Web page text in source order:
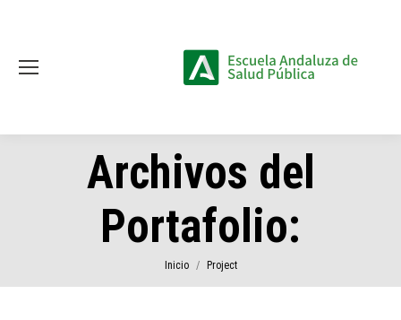
Archivos del
Portafolio:
Estás aquí:
Inicio Project